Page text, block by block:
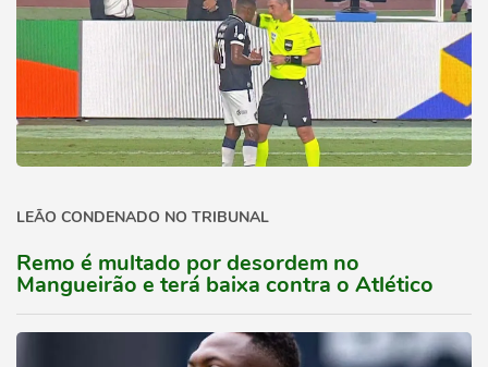
LEÃO CONDENADO NO TRIBUNAL
Remo é multado por desordem no
Mangueirão e terá baixa contra o Atlético